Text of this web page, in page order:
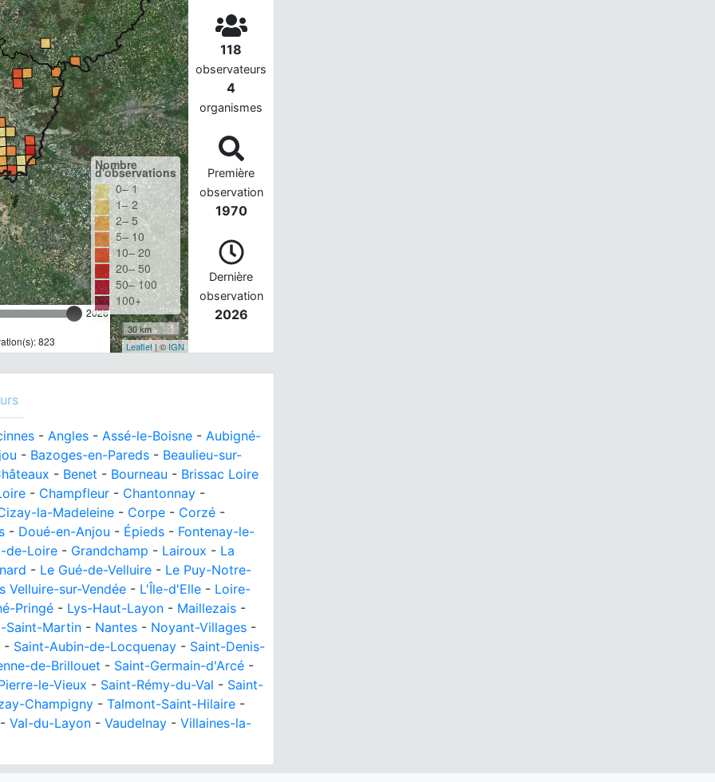
2026
823
Nombre
d'observations
0– 1
1– 2
2– 5
5– 10
10– 20
20– 50
50– 100
100+
30 km
Leaflet| © IGN
118
observateurs
4
organismes
Première
observation
1970
Dernière
observation
2026
- Angles - Assé-le-Boisne - Aubigné-
- Bazoges-en-Pareds - Beaulieu-sur-
- Benet - Bourneau - Brissac Loire
- Champfleur - Chantonnay -
la-Madeleine - Corpe - Corzé -
- Doué-en-Anjou - Épieds - Fontenay-le-
de-Loire - Grandchamp - Lairoux - La
- Le Gué-de-Velluire - Le Puy-Notre-
Velluire-sur-Vendée - L'Île-d'Elle - Loire-
Pringé - Lys-Haut-Layon - Maillezais -
Saint-Martin - Nantes - Noyant-Villages -
- Saint-Aubin-de-Locquenay - Saint-Denis-
de-Brillouet - Saint-Germain-d'Arcé -
le-Vieux - Saint-Rémy-du-Val - Saint-
Champigny - Talmont-Saint-Hilaire -
Val-du-Layon - Vaudelnay - Villaines-la-